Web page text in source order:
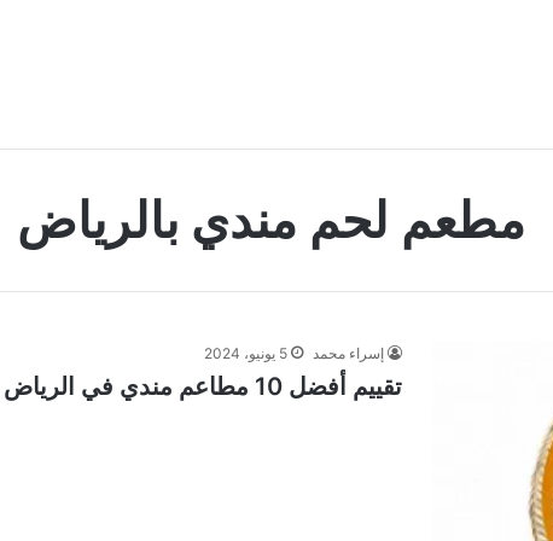
مطعم لحم مندي بالرياض
إسراء محمد 5 يونيو، 2024
تقييم أفضل 10 مطاعم مندي في الرياض مع المنيو 2024